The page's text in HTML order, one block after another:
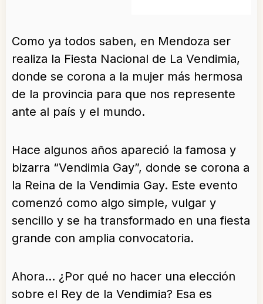
Como ya todos saben, en Mendoza ser
realiza la Fiesta Nacional de La Vendimia,
donde se corona a la mujer más hermosa
de la provincia para que nos represente
ante al país y el mundo.
Hace algunos años apareció la famosa y
bizarra “Vendimia Gay”, donde se corona a
la Reina de la Vendimia Gay. Este evento
comenzó como algo simple, vulgar y
sencillo y se ha transformado en una fiesta
grande con amplia convocatoria.
Ahora… ¿Por qué no hacer una elección
sobre el Rey de la Vendimia? Esa es